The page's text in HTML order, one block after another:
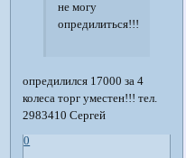
не могу
опредилиться!!!!!
опредилился 17000 за 4
колеса торг уместен!!! тел.
2983410 Сергей
0